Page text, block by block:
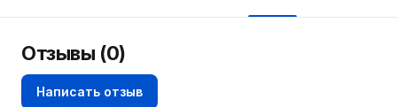
Отзывы (0)
Написать отзыв